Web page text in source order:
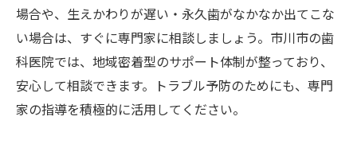
場合や、生えかわりが遅い・永久歯がなかなか出てこな
い場合は、すぐに専門家に相談しましょう。市川市の歯
科医院では、地域密着型のサポート体制が整っており、
安心して相談できます。トラブル予防のためにも、専門
家の指導を積極的に活用してください。